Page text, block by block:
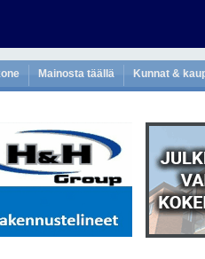
Mainosta täällä Kunnat &